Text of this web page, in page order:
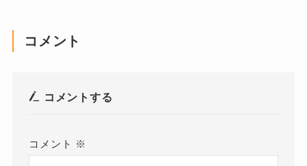
コメント
コメントする
コメント ※